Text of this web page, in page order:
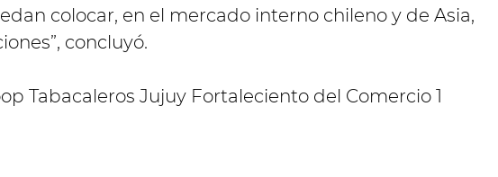
colocar, en el mercado interno chileno y de Asia,
concluyó.